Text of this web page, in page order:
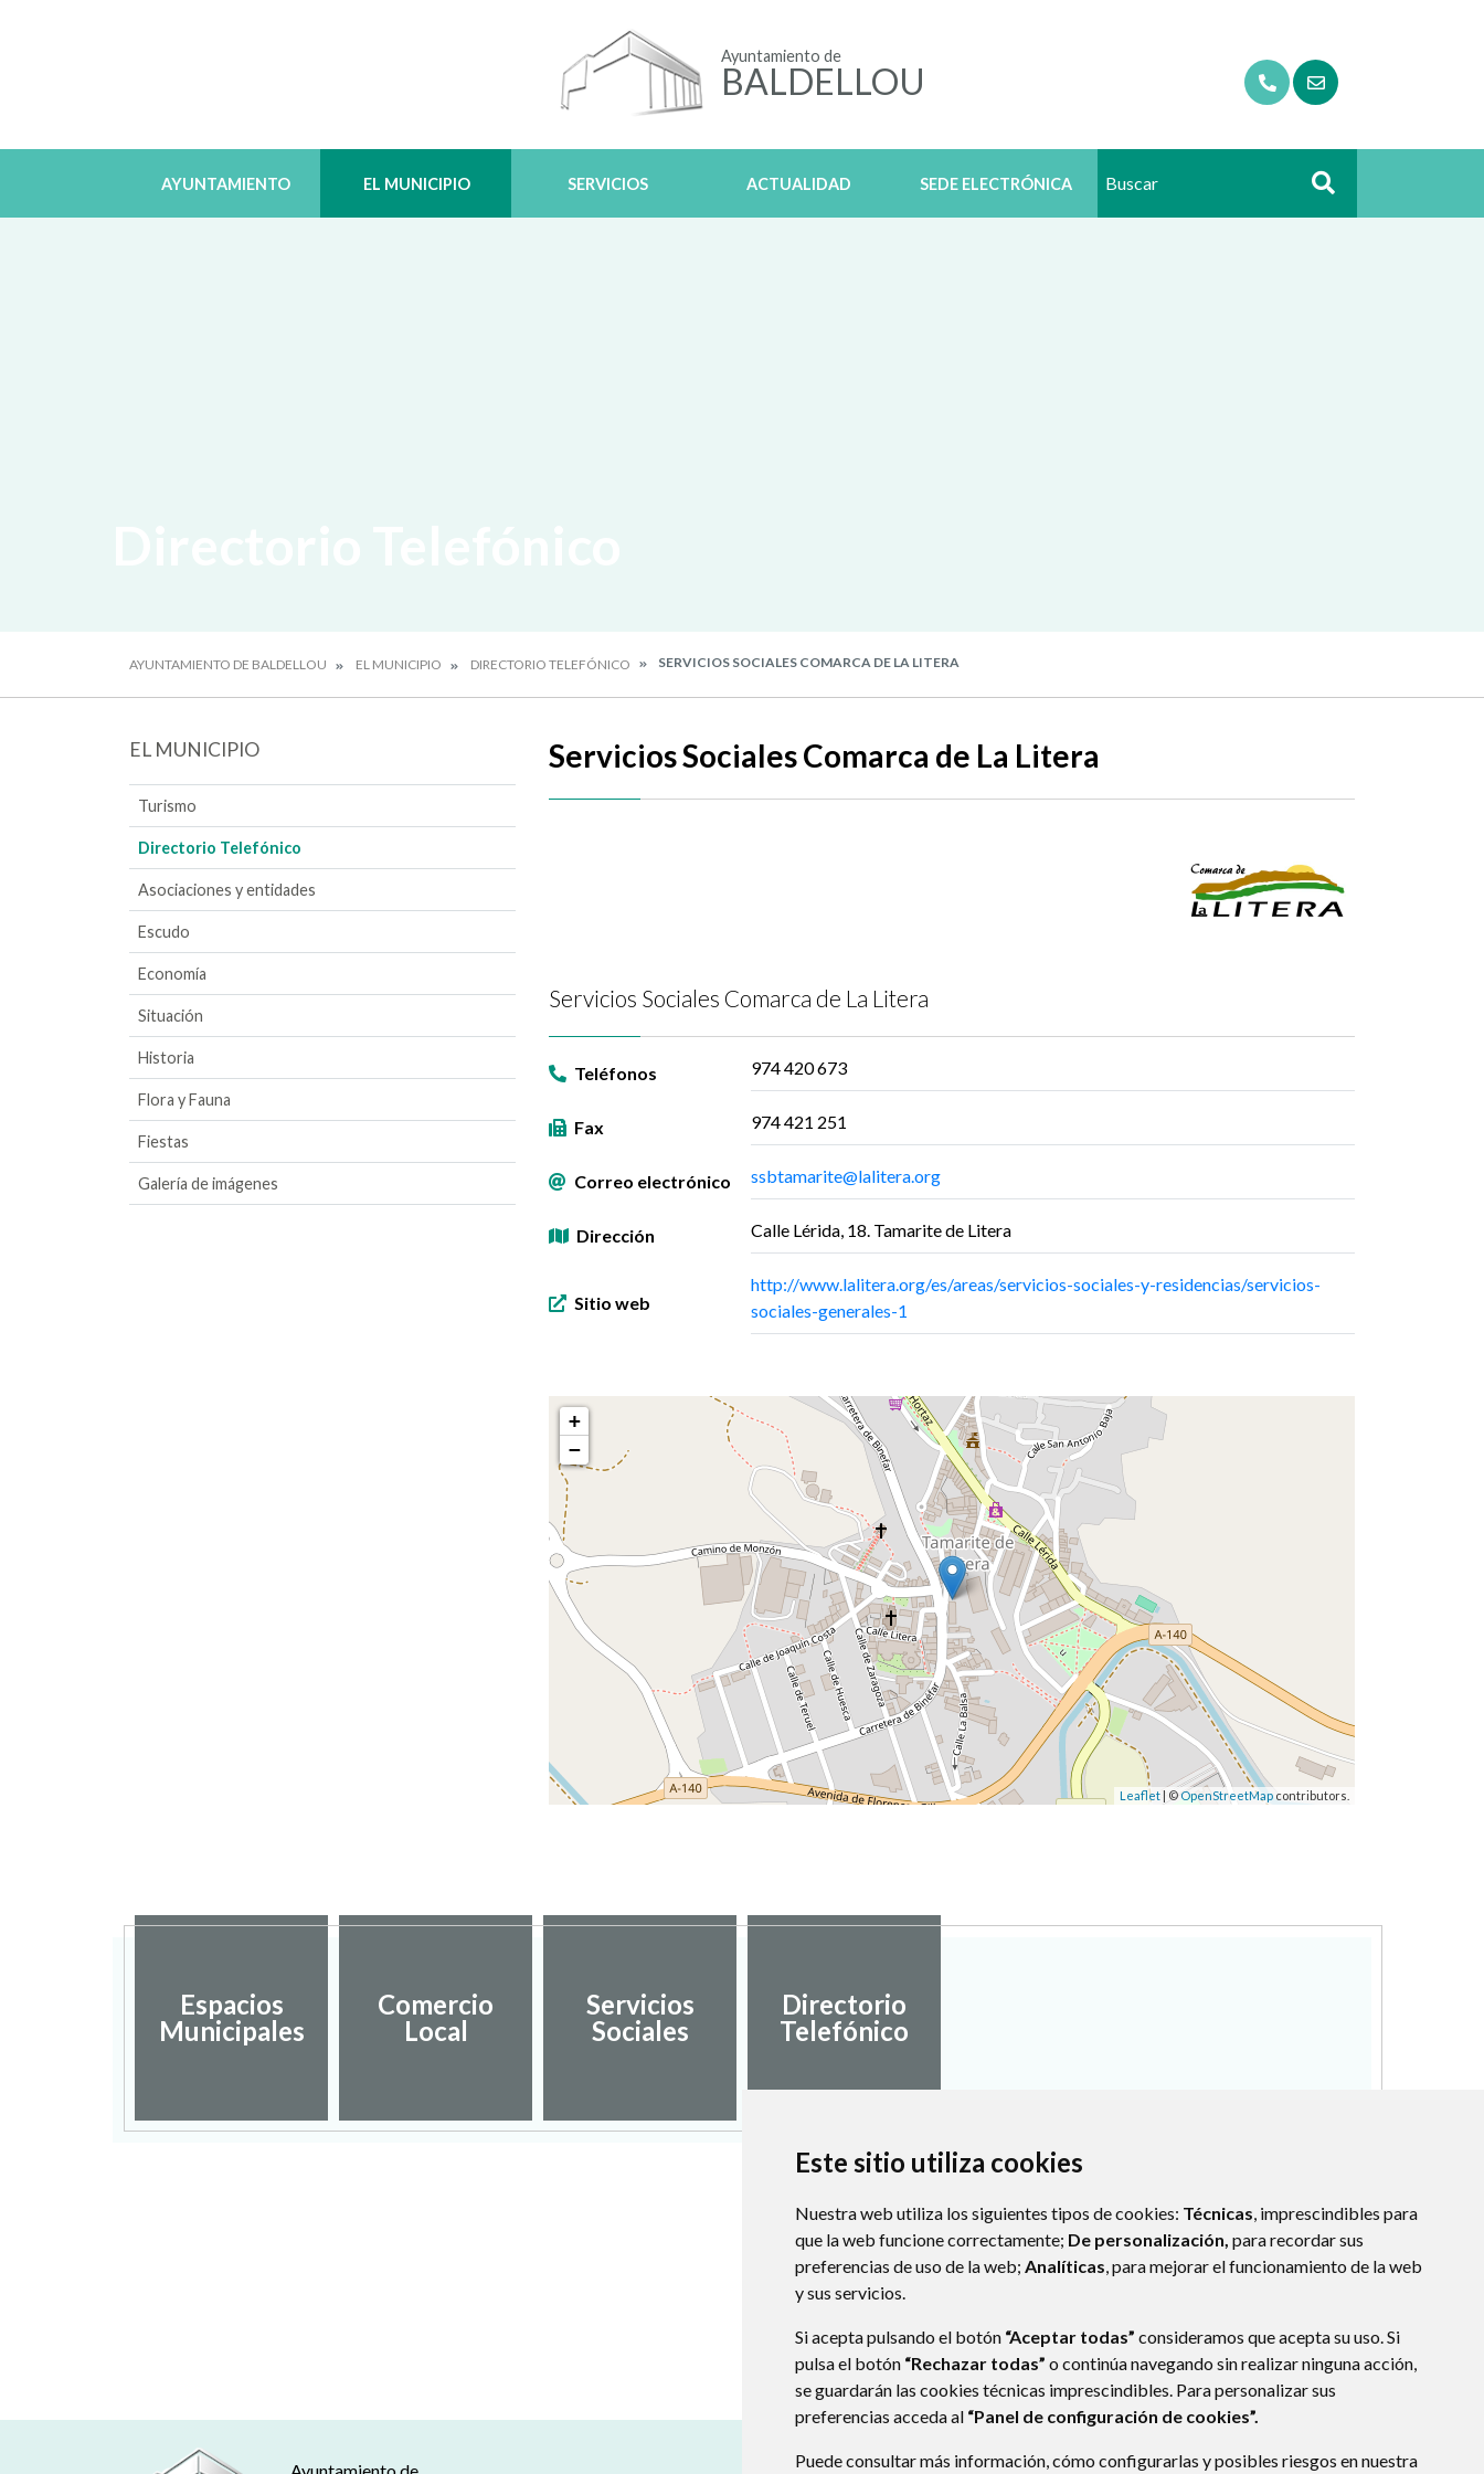
Este sitio utiliza cookies
Nuestra web utiliza los siguientes tipos de cookies: Técnicas, imprescindibles para
que la web funcione correctamente; De personalización, para recordar sus
preferencias de uso de la web; Analíticas, para mejorar el funcionamiento de la web
y sus servicios.
Si acepta pulsando el botón “Aceptar todas” consideramos que acepta su uso. Si
pulsa el botón “Rechazar todas” o continúa navegando sin realizar ninguna acción,
se guardarán las cookies técnicas imprescindibles. Para personalizar sus
preferencias acceda al “Panel de configuración de cookies”.
Puede consultar más información, cómo configurarlas y posibles riesgos en nuestra
Ayuntamiento de
BALDELLOU
AYUNTAMIENTO EL MUNICIPIO SERVICIOS ACTUALIDAD SEDE ELECTRÓNICA Buscar
AYUNTAMIENTO DE BALDELLOU EL MUNICIPIO DIRECTORIO TELEFÓNICO SERVICIOS SOCIALES COMARCA DE LA LITERA
EL MUNICIPIO
Turismo
Directorio Telefónico
Asociaciones y entidades
Escudo
Economía
Situación
Historia
Flora y Fauna
Fiestas
Galería de imágenes
Servicios Sociales Comarca de La Litera
Servicios Sociales Comarca de La Litera
Teléfonos 974 420 673
Fax 974 421 251
Correo electrónico ssbtamarite@lalitera.org
Dirección Calle Lérida, 18. Tamarite de Litera
Sitio web
http://www.lalitera.org/es/areas/servicios-sociales-y-residencias/servicios-
sociales-generales-1
+
−
Leaflet| ©OpenStreetMap contributors.
Espacios
Municipales
Comercio
Local
Servicios
Sociales
Directorio
Telefónico